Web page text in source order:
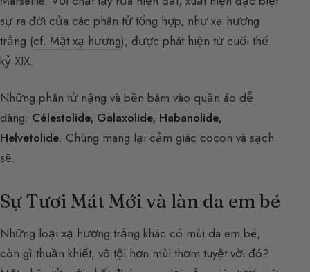
sự ra đời của các phân tử tổng hợp, như xạ hương
trắng (cf. Mặt xạ hương), được phát hiện từ cuối thế
kỷ XIX.
Những phân tử nặng và bền bám vào quần áo dễ
dàng: Célestolide, Galaxolide, Habanolide,
Helvetolide. Chúng mang lại cảm giác cocon và sạch
sẽ.
Sự Tươi Mát Mới và làn da em bé
Những loại xạ hương trắng khác có mùi da em bé,
còn gì thuần khiết, vô tội hơn mùi thơm tuyệt vời đó?